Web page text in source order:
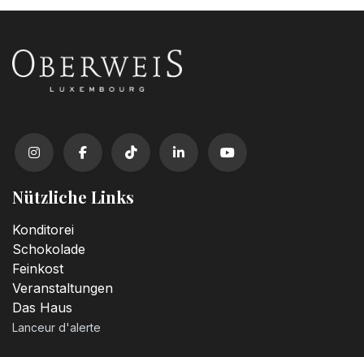
Nützliche Links
Konditorei
Schokolade
Feinkost
Veranstaltungen
Das Haus
Lanceur d'alerte